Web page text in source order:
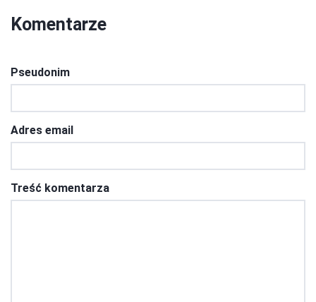
Komentarze
Pseudonim
Adres email
Treść komentarza